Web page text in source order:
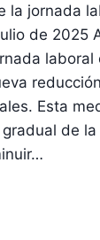
la jornada
de 2025
laboral
Esta
de la